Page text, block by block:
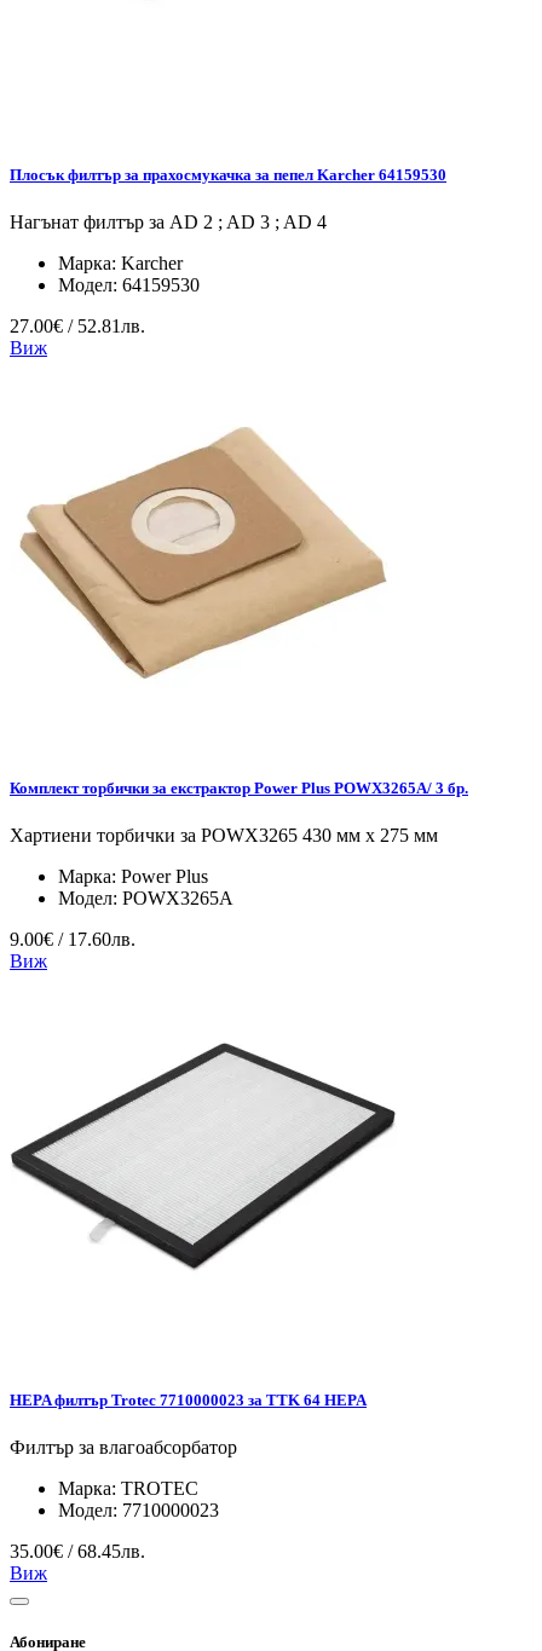
Плосък филтър за прахосмукачка за пепел Karcher 64159530
Нагънат филтър за AD 2 ; AD 3 ; AD 4
Марка: Karcher
Модел: 64159530
27.00€ / 52.81лв.
Виж
Комплект торбички за екстрактор Power Plus POWX3265A/ 3 бр.
Хартиени торбички за POWX3265 430 мм x 275 мм
Марка: Power Plus
Модел: POWX3265A
9.00€ / 17.60лв.
Виж
HEPA филтър Trotec 7710000023 за TTK 64 HEPA
Филтър за влагоабсорбатор
Марка: TROTEC
Модел: 7710000023
35.00€ / 68.45лв.
Виж
Абониране